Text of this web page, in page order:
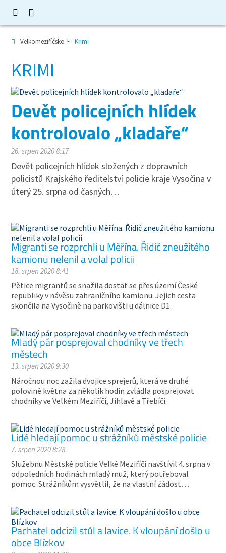
Velkomeziříčsko Krimi
KRIMI
Devět policejních hlídek
kontrolovalo „kladaře“
26. srpen 2020 8:17
Devět policejních hlídek složených z dopravních
policistů Krajského ředitelství policie kraje Vysočina v
úterý 25. srpna od časných…
Migranti se rozprchli u Měřína. Řidič zneužitého
kamionu nelenil a volal policii
18. srpen 2020 8:41
Pětice migrantů se snažila dostat se přes území České
republiky v návěsu zahraničního kamionu. Jejich cesta
skončila na Vysočině na parkovišti u dálnice D1.
Mladý pár posprejoval chodníky ve třech
městech
13. srpen 2020 9:30
Náročnou noc zažila dvojice sprejerů, která ve druhé
polovině května za několik hodin zvládla posprejovat
chodníky ve Velkém Meziříčí, Jihlavě a Třebíči.
Lidé hledají pomoc u strážníků městské policie
7. srpen 2020 8:28
Služebnu Městské policie Velké Meziříčí navštívil 4. srpna v
odpoledních hodinách mladý muž, který potřeboval
pomoc. Strážníkům vysvětlil, že na vlastní žádost…
Pachatel odcizil stůl a lavice. K vloupání došlo u
obce Blízkov